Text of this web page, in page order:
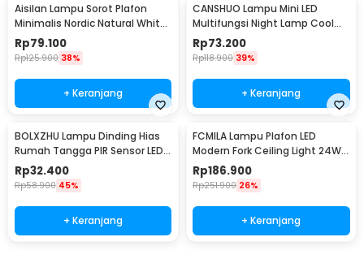
Aisilan Lampu Sorot Plafon
Minimalis Nordic Natural White
4000K 7W - MSD52
Rp79.100
Rp125.900 38%
+ Keranjang
CANSHUO Lampu Mini LED
Multifungsi Night Lamp Cool
White 4.5V 3W 6 PCS - TD001
Rp73.200
Rp118.900 39%
+ Keranjang
BOLXZHU Lampu Dinding Hias
Rumah Tangga PIR Sensor LED
Warm White 3W - HCGY003
Rp32.400
Rp58.900 45%
+ Keranjang
FCMILA Lampu Plafon LED
Modern Fork Ceiling Light 24W
Cool White - M234
Rp186.900
Rp251.900 26%
+ Keranjang